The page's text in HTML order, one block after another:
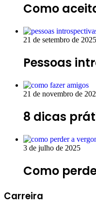
Como
21 de setembro de 2025
Pessoas
21 de novembro de
8 dicas
3 de julho de 2025
Como
Carreira